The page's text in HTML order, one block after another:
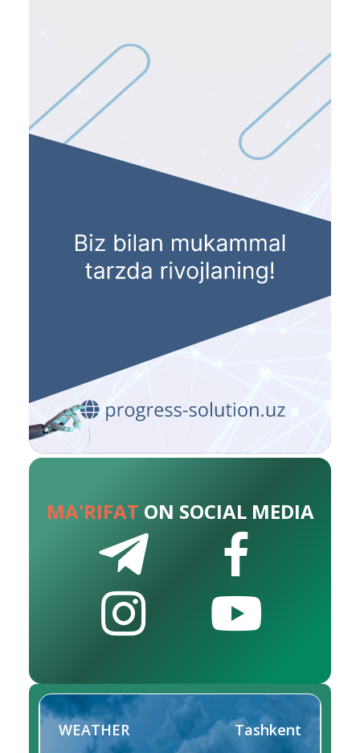
MA'RIFAT ON SOCIAL MEDIA
WEATHER Tashkent